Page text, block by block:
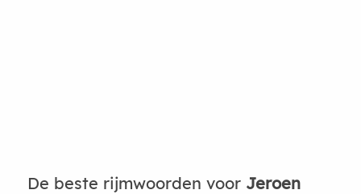
De beste rijmwoorden voor Jeroen